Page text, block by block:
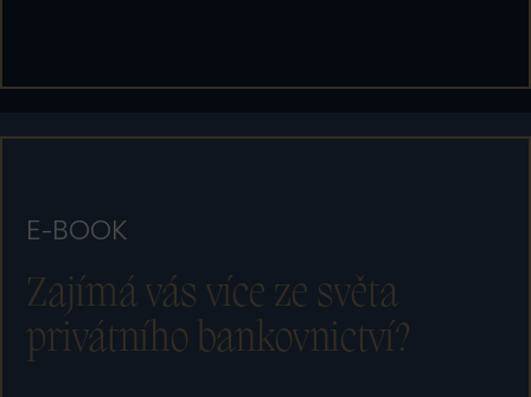
E-BOOK
Zajímá vás více ze světa
privátního bankovnictví?